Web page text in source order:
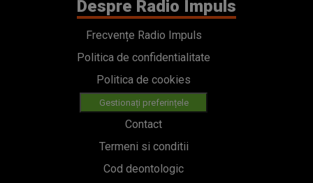
Despre Radio Impuls
Frecvențe Radio Impuls
Politica de confidentialitate
Politica de cookies
Gestionați preferințele
Contact
Termeni si conditii
Cod deontologic